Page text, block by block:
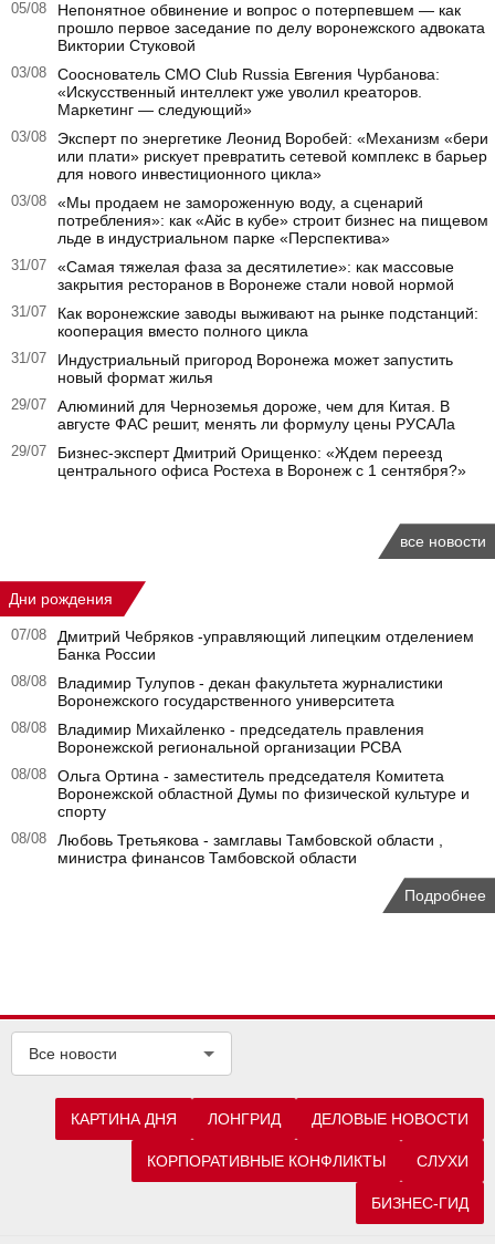
05/08
Непонятное обвинение и вопрос о потерпевшем — как
прошло первое заседание по делу воронежского адвоката
Виктории Стуковой
03/08
Сооснователь CMO Club Russia Евгения Чурбанова:
«Искусственный интеллект уже уволил креаторов.
Маркетинг — следующий»
03/08
Эксперт по энергетике Леонид Воробей: «Механизм «бери
или плати» рискует превратить сетевой комплекс в барьер
для нового инвестиционного цикла»
03/08
«Мы продаем не замороженную воду, а сценарий
потребления»: как «Айс в кубе» строит бизнес на пищевом
льде в индустриальном парке «Перспектива»
31/07
«Самая тяжелая фаза за десятилетие»: как массовые
закрытия ресторанов в Воронеже стали новой нормой
31/07
Как воронежские заводы выживают на рынке подстанций:
кооперация вместо полного цикла
31/07
Индустриальный пригород Воронежа может запустить
новый формат жилья
29/07
Алюминий для Черноземья дороже, чем для Китая. В
августе ФАС решит, менять ли формулу цены РУСАЛа
29/07
Бизнес-эксперт Дмитрий Орищенко: «Ждем переезд
центрального офиса Ростеха в Воронеж с 1 сентября?»
все новости
Дни рождения
07/08
Дмитрий Чебряков -управляющий липецким отделением
Банка России
08/08
Владимир Тулупов - декан факультета журналистики
Воронежского государственного университета
08/08
Владимир Михайленко - председатель правления
Воронежской региональной организации РСВА
08/08
Ольга Ортина - заместитель председателя Комитета
Воронежской областной Думы по физической культуре и
спорту
08/08
Любовь Третьякова - замглавы Тамбовской области ,
министра финансов Тамбовской области
Подробнее
Все новости
КАРТИНА ДНЯ ЛОНГРИД ДЕЛОВЫЕ НОВОСТИ
КОРПОРАТИВНЫЕ КОНФЛИКТЫ СЛУХИ
БИЗНЕС-ГИД